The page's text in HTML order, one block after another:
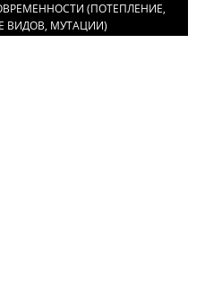
(ПОТЕПЛЕНИЕ,
ВИДОВ, МУТАЦИИ)